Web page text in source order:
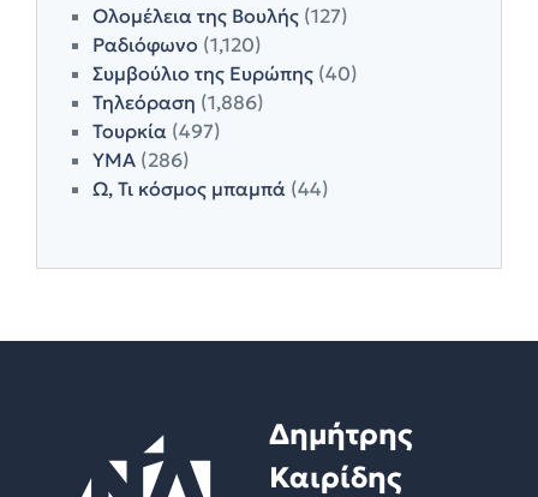
Ολομέλεια της Βουλής (127)
Ραδιόφωνο (1,120)
Συμβούλιο της Ευρώπης (40)
Τηλεόραση (1,886)
Τουρκία (497)
ΥΜΑ (286)
Ω, Τι κόσμος μπαμπά (44)
Δημήτρης
Καιρίδης